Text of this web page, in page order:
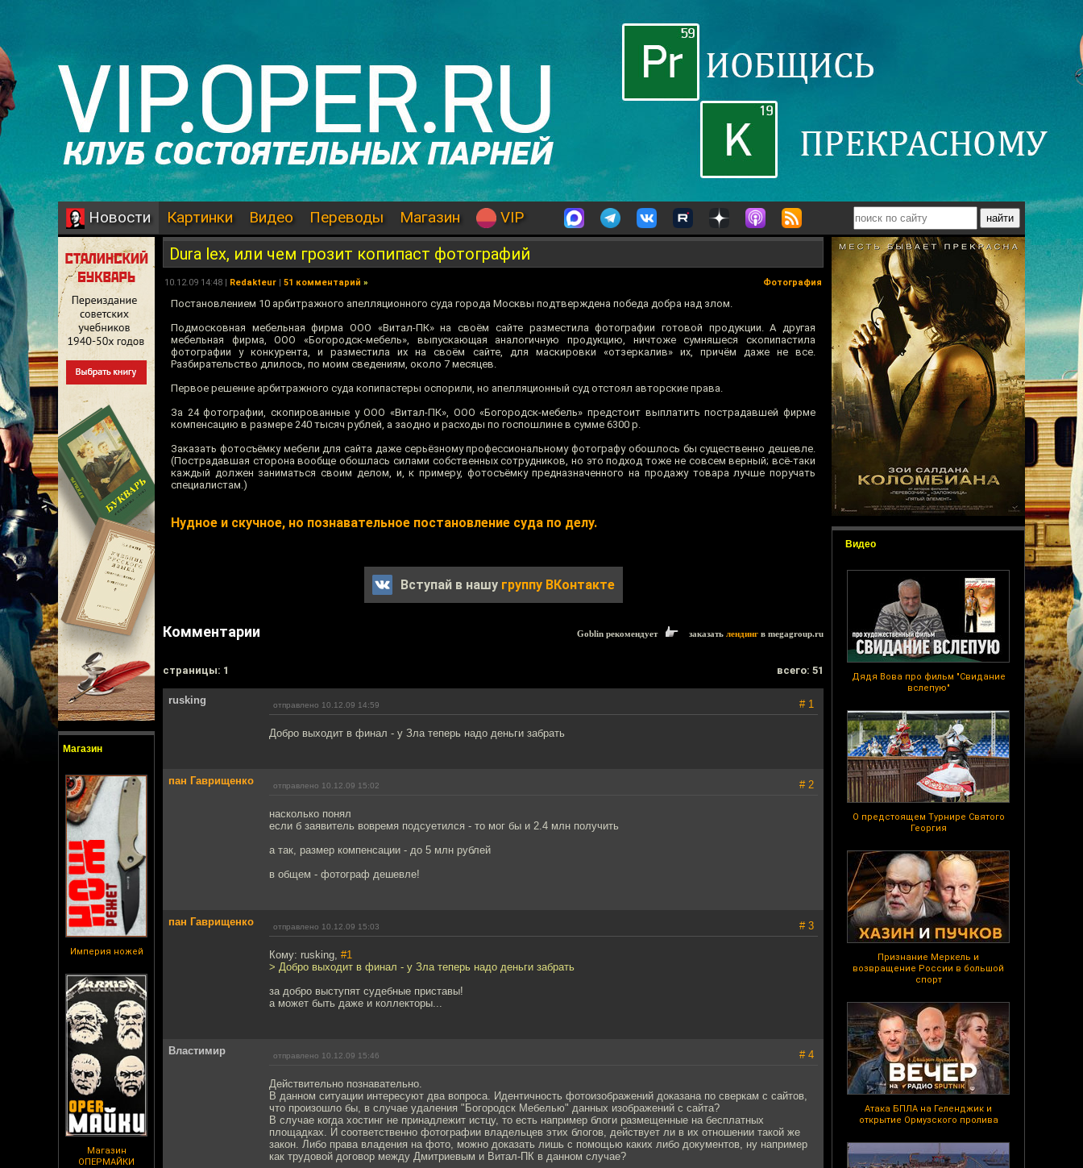
Новости Картинки Видео Переводы Магазин VIP
Магазин
Империя ножей
Магазин
ОПЕРМАЙКИ
Видео
Дядя Вова про фильм "Свидание
вслепую"
О предстоящем Турнире Святого
Георгия
Признание Меркель и
возвращение России в большой
спорт
Атака БПЛА на Геленджик и
открытие Ормузского пролива
Dura lex, или чем грозит копипаст фотографий
10.12.09 14:48 | Redakteur | 51 комментарий » Фотография
Постановлением 10 арбитражного апелляционного суда города Москвы подтверждена победа добра над злом.
Подмосковная мебельная фирма ООО «Витал-ПК» на своём сайте разместила фотографии готовой продукции. А другая
мебельная фирма, ООО «Богородск-мебель», выпускающая аналогичную продукцию, ничтоже сумняшеся скопипастила
фотографии у конкурента, и разместила их на своём сайте, для маскировки «отзеркалив» их, причём даже не все.
Разбирательство длилось, по моим сведениям, около 7 месяцев.
Первое решение арбитражного суда копипастеры оспорили, но апелляционный суд отстоял авторские права.
За 24 фотографии, скопированные у ООО «Витал-ПК», ООО «Богородск-мебель» предстоит выплатить пострадавшей фирме
компенсацию в размере 240 тысяч рублей, а заодно и расходы по госпошлине в сумме 6300 р.
Заказать фотосъёмку мебели для сайта даже серьёзному профессиональному фотографу обошлось бы существенно дешевле.
(Пострадавшая сторона вообще обошлась силами собственных сотрудников, но это подход тоже не совсем верный; всё-таки
каждый должен заниматься своим делом, и, к примеру, фотосъёмку предназначенного на продажу товара лучше поручать
специалистам.)
Нудное и скучное, но познавательное постановление суда по делу.
Вступай в нашу группу ВКонтакте
Комментарии Goblin рекомендует заказать лендинг в megagroup.ru
cтраницы: 1 всего: 51
rusking отправлено 10.12.09 14:59 # 1
Добро выходит в финал - у Зла теперь надо деньги забрать
пан Гаврищенко отправлено 10.12.09 15:02 # 2
насколько понял
если б заявитель вовремя подсуетился - то мог бы и 2.4 млн получить
а так, размер компенсации - до 5 млн рублей
в общем - фотограф дешевле!
пан Гаврищенко отправлено 10.12.09 15:03 # 3
Кому: rusking, #1
> Добро выходит в финал - у Зла теперь надо деньги забрать
за добро выступят судебные приставы!
а может быть даже и коллекторы...
Властимир отправлено 10.12.09 15:46 # 4
Действительно познавательно.
В данном ситуации интересуют два вопроса. Идентичность фотоизображений доказана по сверкам с сайтов,
что произошло бы, в случае удаления "Богородск Мебелью" данных изображений с сайта?
В случае когда хостинг не принадлежит истцу, то есть например блоги размещенные на бесплатных
площадках. И соответственно фотографии владельцев этих блогов, действует ли в их отношении такой же
закон. Либо права владения на фото, можно доказать лишь с помощью каких либо документов, ну например
как трудовой договор между Дмитриевым и Витал-ПК в данном случае?